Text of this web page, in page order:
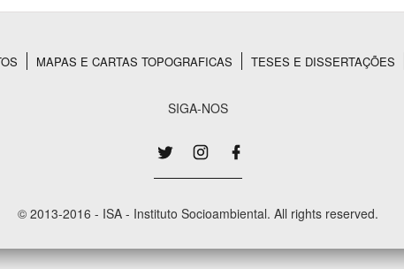
MAPAS E CARTAS TOPOGRAFICAS TESES E DISSERTAÇÕES
SIGA-NOS
© 2013-2016 - ISA - Instituto Socioambiental. All rights reserved.